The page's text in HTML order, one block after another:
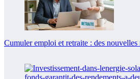
Cumuler emploi et retraite : des